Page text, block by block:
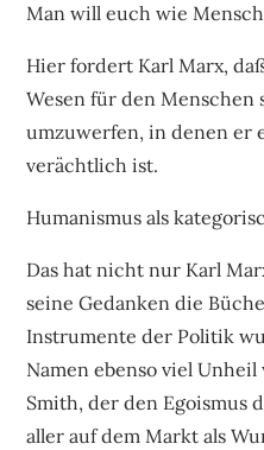
Man will euch wie
Hier fordert Karl Marx,
Wesen für den Menschen
umzuwerfen, in denen er
verächtlich ist.
Humanismus als
Das hat nicht nur Karl
seine Gedanken die
Instrumente der Politik
Namen ebenso viel
Smith, der den Egoismus
aller auf dem Markt als